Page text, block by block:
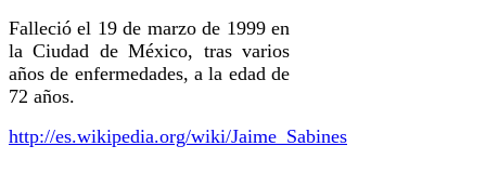
Falleció el 19 de marzo de 1999 en
la Ciudad de México, tras varios
años de enfermedades, a la edad de
72 años.
http://es.wikipedia.org/wiki/Jaime_Sabines